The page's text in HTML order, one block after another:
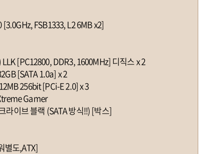
FSB1333, L2 6MB x2]
[PC12800, DDR3, 1600MHz] 디직스 x 2
[SATA 1.0a] x 2
256bit [PCi-E 2.0] x 3
Gamer
라이브 블랙 (SATA 방식!!) [박스]
별도,ATX]